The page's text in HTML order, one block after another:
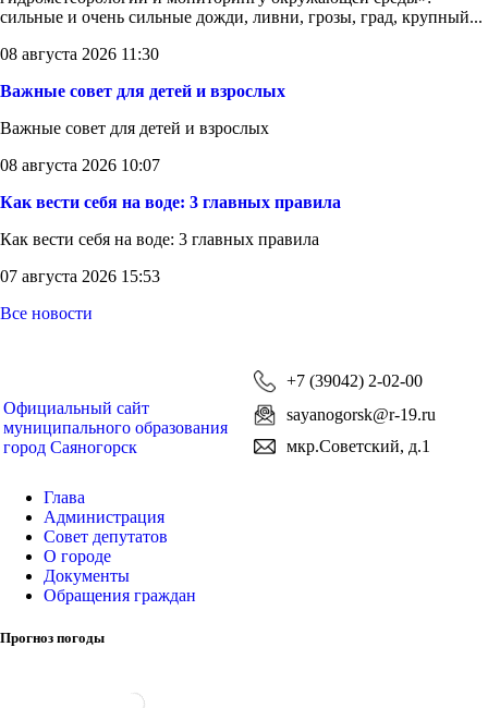
сильные и очень сильные дожди, ливни, грозы, град, крупный...
08 августа 2026 11:30
Важные совет для детей и взрослых
Важные совет для детей и взрослых
08 августа 2026 10:07
Как вести себя на воде: 3 главных правила
Как вести себя на воде: 3 главных правила
07 августа 2026 15:53
Все новости
Официальный сайт
муниципального образования
город Саяногорск
+7 (39042) 2-02-00
sayanogorsk@r-19.ru
мкр.Советский, д.1
Глава
Администрация
Совет депутатов
О городе
Документы
Обращения граждан
Прогноз погоды